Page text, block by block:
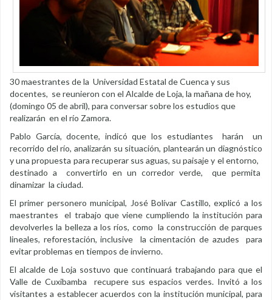
30 maestrantes de la Universidad Estatal de Cuenca y sus
docentes, se reunieron con el Alcalde de Loja, la mañana de hoy,
(domingo 05 de abril), para conversar sobre los estudios que
realizarán en el río Zamora.
Pablo García, docente, indicó que los estudiantes harán un
recorrido del río, analizarán su situación, plantearán un diagnóstico
y una propuesta para recuperar sus aguas, su paisaje y el entorno,
destinado a convertirlo en un corredor verde, que permita
dinamizar la ciudad.
El primer personero municipal, José Bolívar Castillo, explicó a los
maestrantes el trabajo que viene cumpliendo la institución para
devolverles la belleza a los ríos, como la construcción de parques
lineales, reforestación, inclusive la cimentación de azudes para
evitar problemas en tiempos de invierno.
El alcalde de Loja sostuvo que continuará trabajando para que el
Valle de Cuxibamba recupere sus espacios verdes. Invitó a los
visitantes a establecer acuerdos con la institución municipal, para